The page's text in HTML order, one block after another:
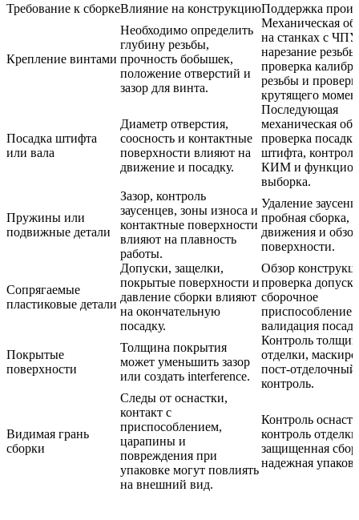
Требование к сборкеВлияние на конструкциюПоддержка
Крепление винтами
Необходимо определить
глубину резьбы,
прочность бобышек,
положение отверстий и
зазор для винта.
Механическая
на станках с ЧПУ,
нарезание
проверка
резьбы и
крутящего
Посадка штифта
или вала
Диаметр отверстия,
соосность и контактные
поверхности влияют на
движение и посадку.
Последующая
механическая
проверка посадки
штифта,
КИМ и
выборка.
Пружины или
подвижные детали
Зазор, контроль
заусенцев, зоны износа и
контактные поверхности
влияют на плавность
работы.
Удаление
пробная сборка,
движения и обзор
поверхности.
Сопрягаемые
пластиковые детали
Допуски, защелки,
покрытые поверхности и
давление сборки влияют
на окончательную
посадку.
Обзор
проверка
сборочное
приспособление
валидация
Покрытые
поверхности
Толщина покрытия
может уменьшить зазор
или создать interference.
Контроль
отделки,
пост-отделочный
контроль.
Видимая грань
сборки
Следы от оснастки,
контакт с
приспособлением,
царапины и
повреждения при
упаковке могут повлиять
на внешний вид.
Контроль
контроль
защищенная
надежная